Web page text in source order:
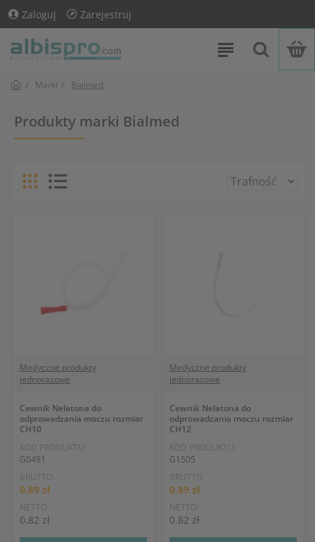
Zaloguj Zarejestruj
Marki Bialmed
Produkty marki Bialmed
Medyczne produkty
jednorazowe
Cewnik Nelatona do
odprowadzania moczu rozmiar
CH10
KOD PRODUKTU:
G0491
BRUTTO
0.89 zł
NETTO
0.82 zł
Medyczne produkty
jednorazowe
Cewnik Nelatona do
odprowadzania moczu rozmiar
CH12
KOD PRODUKTU:
G1505
BRUTTO
0.89 zł
NETTO
0.82 zł